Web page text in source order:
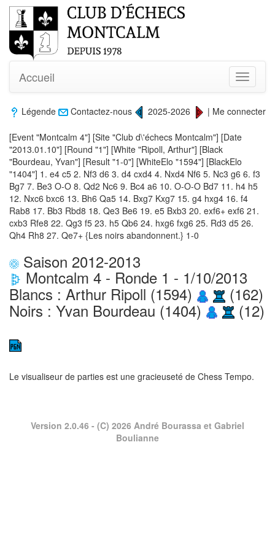
Toggle
Accueil
Légende Contactez-nous 2025-2026 | Me connecter
[Event "Montcalm 4"] [Site "Club d\'échecs Montcalm"] [Date
"2013.01.10"] [Round "1"] [White "Ripoll, Arthur"] [Black
"Bourdeau, Yvan"] [Result "1-0"] [WhiteElo "1594"] [BlackElo
"1404"] 1. e4 c5 2. Nf3 d6 3. d4 cxd4 4. Nxd4 Nf6 5. Nc3 g6 6. f3
Bg7 7. Be3 O-O 8. Qd2 Nc6 9. Bc4 a6 10. O-O-O Bd7 11. h4 h5
12. Nxc6 bxc6 13. Bh6 Qa5 14. Bxg7 Kxg7 15. g4 hxg4 16. f4
Rab8 17. Bb3 Rbd8 18. Qe3 Be6 19. e5 Bxb3 20. exf6+ exf6 21.
cxb3 Rfe8 22. Qg3 f5 23. h5 Qb6 24. hxg6 fxg6 25. Rd3 d5 26.
Qh4 Rh8 27. Qe7+ {Les noirs abandonnent.} 1-0
Saison 2012-2013
Montcalm 4 - Ronde 1 - 1/10/2013
Blancs : Arthur Ripoll (1594) (162)
Noirs : Yvan Bourdeau (1404) (12)
Le visualiseur de parties est une gracieuseté de Chess Tempo.
Version 2.0.46 - (C) 2026 André Bourassa et Gabriel
Boulianne